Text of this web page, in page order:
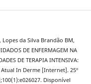
Lopes da Silva Brandão BM,
DE ENFERMAGEM NA
DE TERAPIA INTENSIVA:
In Derme [Internet]. 25º
Disponível